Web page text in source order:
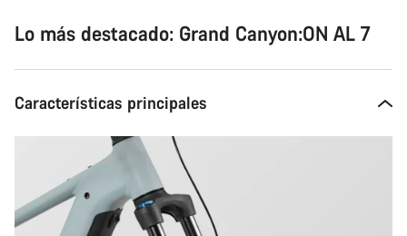
Lo más destacado: Grand Canyon:ON AL 7
Características principales